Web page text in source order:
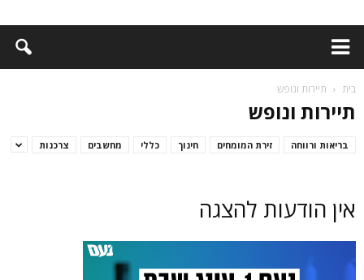
בית תיירות ונופש
תיירות ונופש
בריאות ורווחה זירת המומחים חינוך כללי מחשבים צרכנות
אין הודעות להצגה